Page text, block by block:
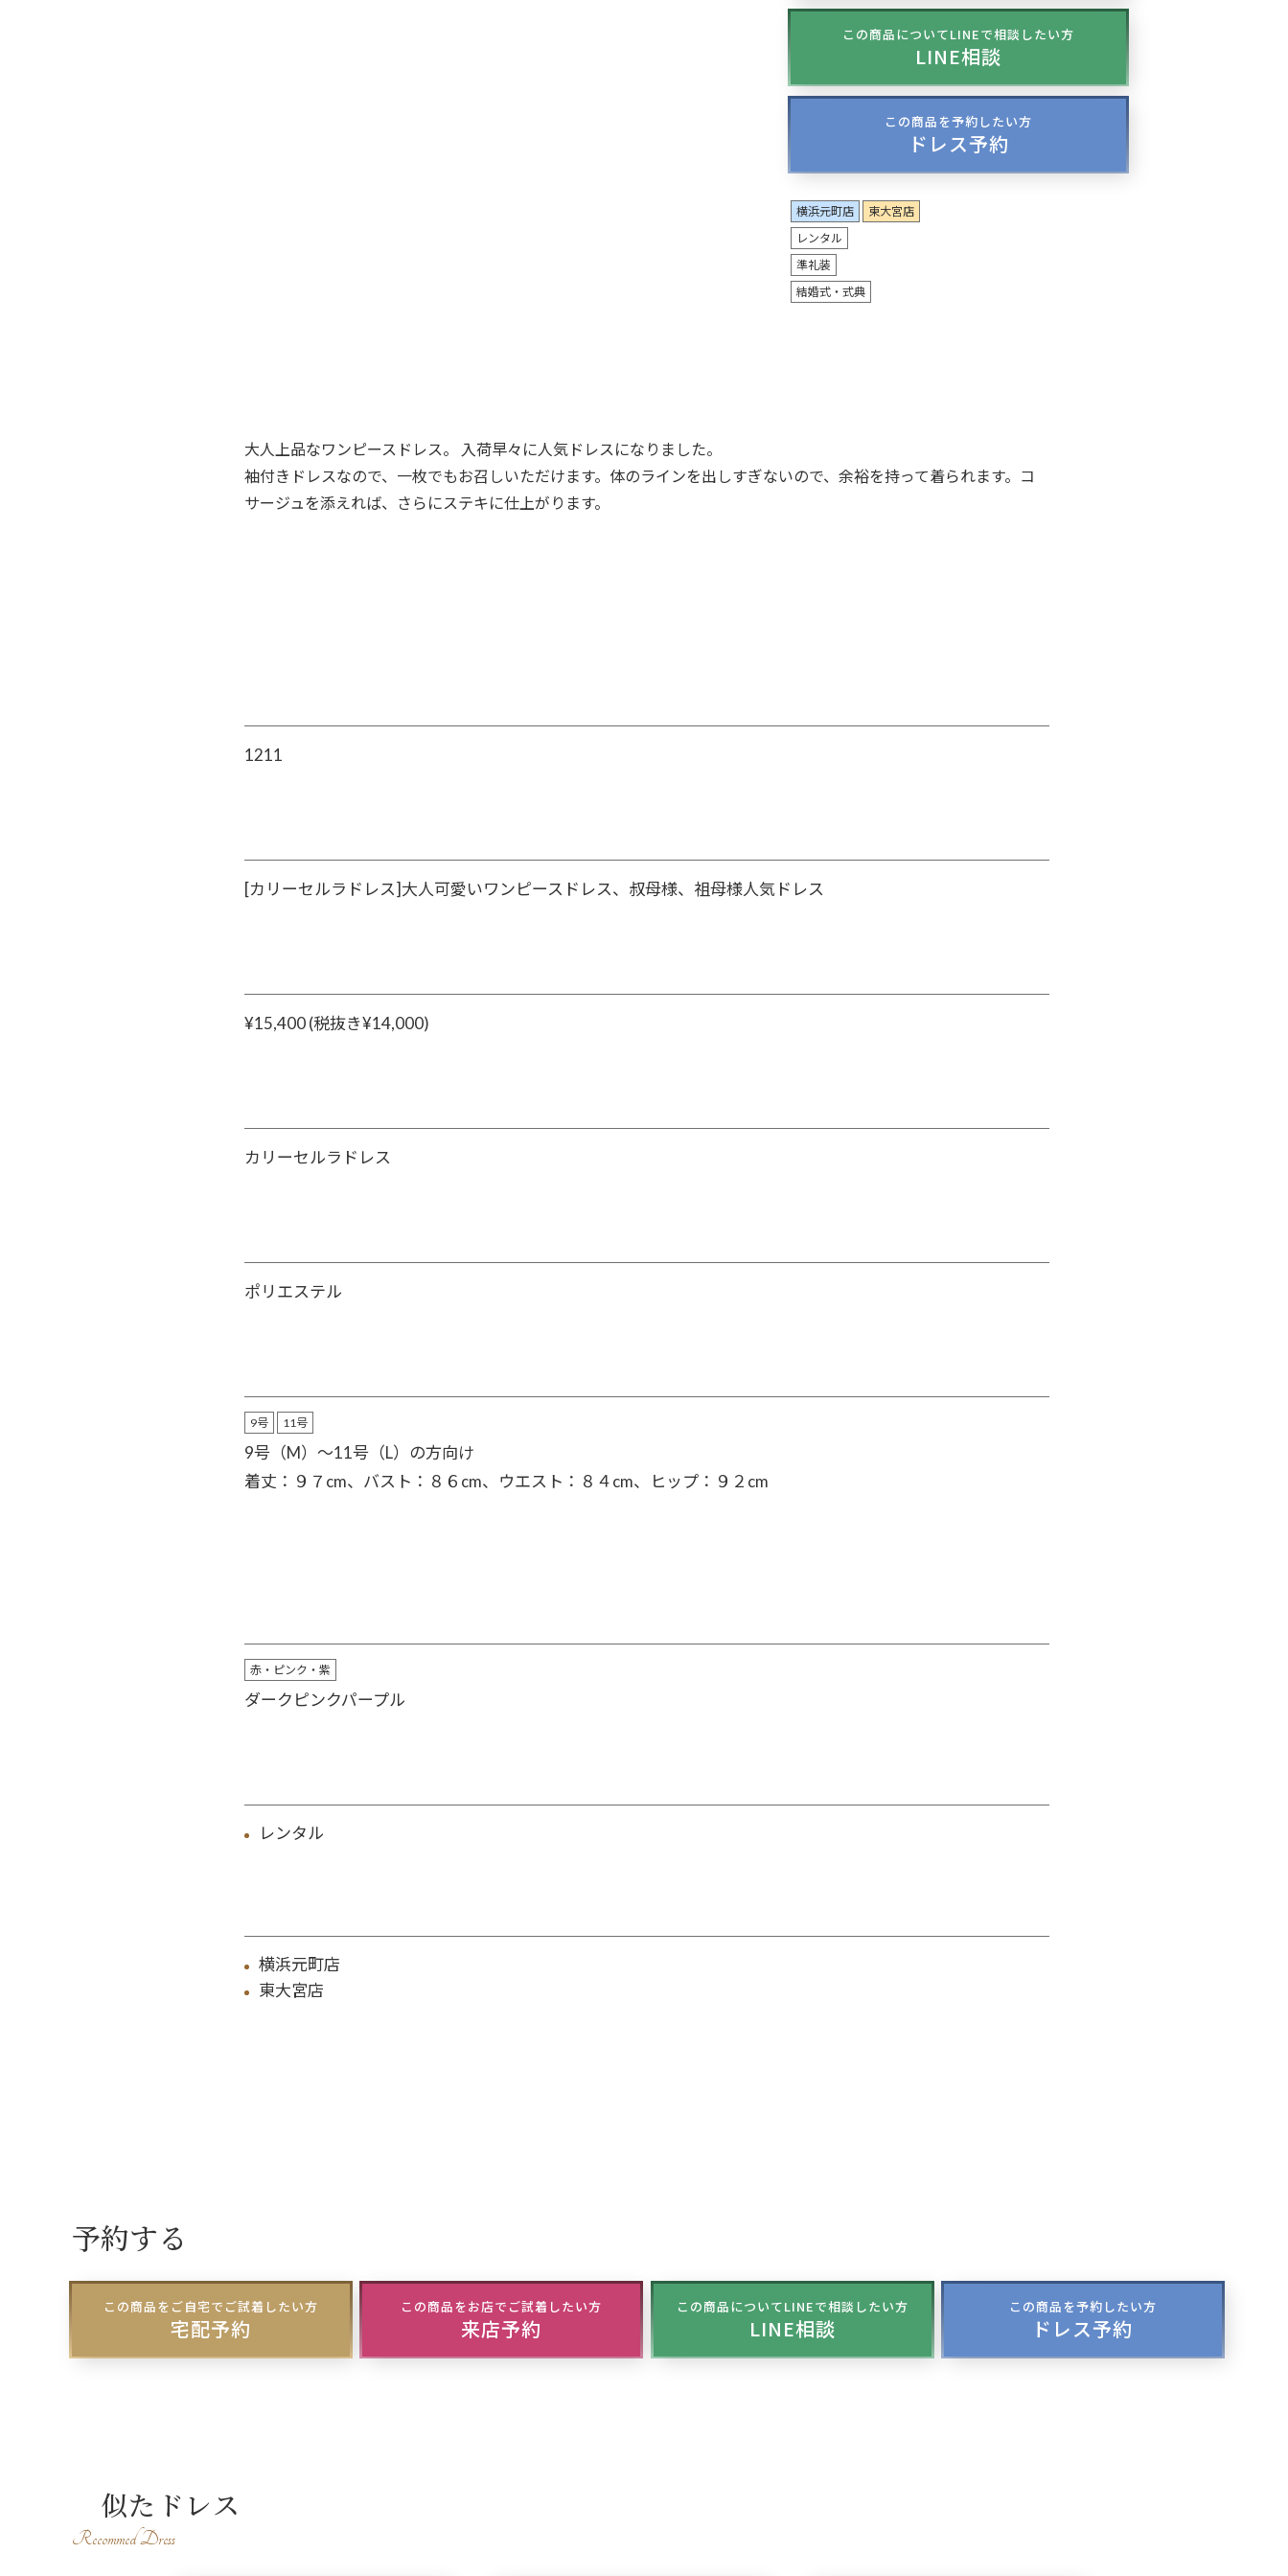
この商品についてLINEで相談したい方
LINE相談
この商品を予約したい方
ドレス予約
横浜元町店
東大宮店
レンタル
準礼装
結婚式・式典
大人上品なワンピースドレス。 入荷早々に人気ドレスになりました。
袖付きドレスなので、一枚でもお召しいただけます。体のラインを出しすぎないので、余裕を持って着られます。コ
サージュを添えれば、さらにステキに仕上がります。
1211
[カリーセルラドレス]大人可愛いワンピースドレス、叔母様、祖母様人気ドレス
¥15,400 (税抜き¥14,000)
カリーセルラドレス
ポリエステル
9号 11号
9号（M）～11号（L）の方向け
着丈：９７cm、バスト：８６cm、ウエスト：８４cm、ヒップ：９２cm
赤・ピンク・紫
ダークピンクパープル
レンタル
横浜元町店
東大宮店
予約する
この商品をご自宅でご試着したい方
宅配予約
この商品をお店でご試着したい方
来店予約
この商品についてLINEで相談したい方
LINE相談
この商品を予約したい方
ドレス予約
似たドレス
Recommed Dress